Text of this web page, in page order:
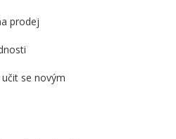
prodej
se novým